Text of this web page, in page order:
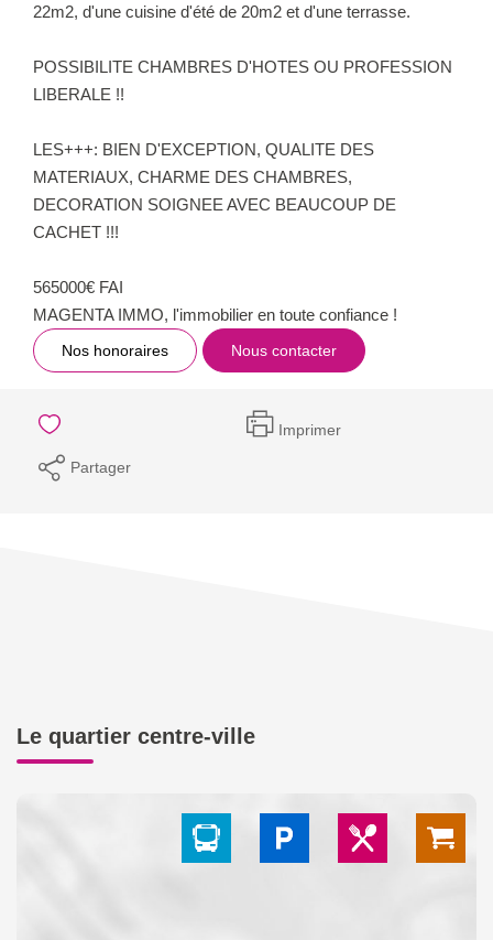
22m2, d'une cuisine d'été de 20m2 et d'une terrasse.
POSSIBILITE CHAMBRES D'HOTES OU PROFESSION
LIBERALE !!
LES+++: BIEN D'EXCEPTION, QUALITE DES
MATERIAUX, CHARME DES CHAMBRES,
DECORATION SOIGNEE AVEC BEAUCOUP DE
CACHET !!!
565000€ FAI
MAGENTA IMMO, l'immobilier en toute confiance !
Nos honoraires Nous contacter
Imprimer
Partager
Le quartier centre-ville